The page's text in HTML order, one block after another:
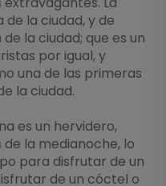
la ciudad, y de
la ciudad; que es un
por igual, y
una de las primeras
la ciudad.
es un hervidero,
la medianoche, lo
para disfrutar de un
de un cóctel o